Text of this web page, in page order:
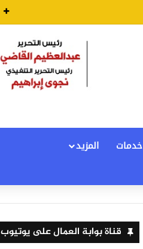
خدمات
المزيد
قناة بوابة العمال على يوتيوب